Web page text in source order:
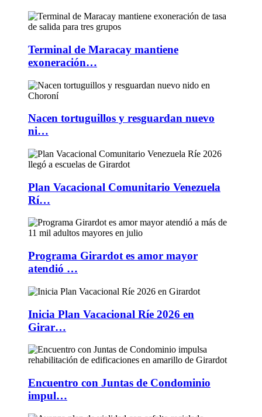
Terminal de Maracay mantiene
exoneración…
Nacen tortuguillos y resguardan nuevo
ni…
Plan Vacacional Comunitario Venezuela
Rí…
Programa Girardot es amor mayor
atendió …
Inicia Plan Vacacional Ríe 2026 en
Girar…
Encuentro con Juntas de Condominio
impul…